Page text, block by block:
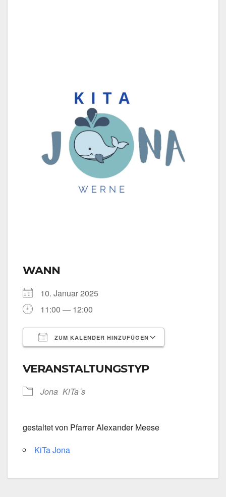
WANN
10. Janu­ar 2025
11:00 — 12:00
ZUM KALENDER HINZUFÜGEN
VERANSTALTUNGSTYP
Jona KiTa´s
gestal­tet von Pfar­rer Alex­an­der Mee­se
KiTa Jona